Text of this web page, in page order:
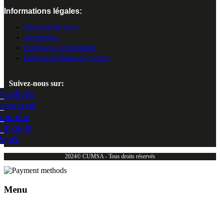
Informations légales:
Conditions de Vente
Avis juridique
Politique de Confidentialité
Politique en Matière de Cookies
Suivez-nous sur:
2024© CUMSA - Tous droits réservés
Menu